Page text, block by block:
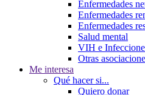
Enfermedades
Enfermedades
Enfermedades
Salud mental
VIH e
Otras
Me interesa
Qué hacer si...
Quiero donar